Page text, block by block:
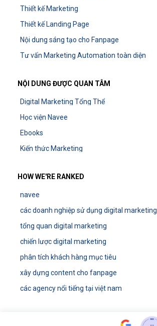
Thiết kế Marketing
Thiết kế Landing Page
Nội dung sáng tạo cho Fanpage
Tư vấn Marketing Automation toàn diện
NỘI DUNG ĐƯỢC QUAN TÂM
Digital Marketing Tổng Thể
Học viện Navee
Ebooks
Kiến thức Marketing
HOW WE'RE RANKED
navee
các doanh nghiệp sử dụng digital marketing
tổng quan digital marketing
chiến lược digital marketing
phân tích khách hàng mục tiêu
xây dựng content cho fanpage
các agency nổi tiếng tại việt nam